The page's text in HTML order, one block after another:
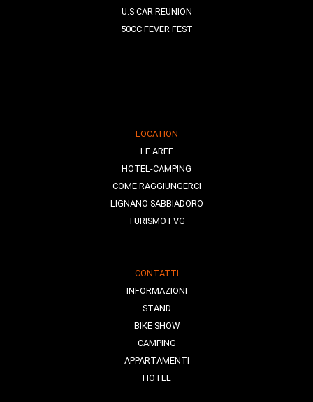
U.S CAR REUNION
50CC FEVER FEST
LOCATION
LE AREE
HOTEL-CAMPING
COME RAGGIUNGERCI
LIGNANO SABBIADORO
TURISMO FVG
CONTATTI
INFORMAZIONI
STAND
BIKE SHOW
CAMPING
APPARTAMENTI
HOTEL